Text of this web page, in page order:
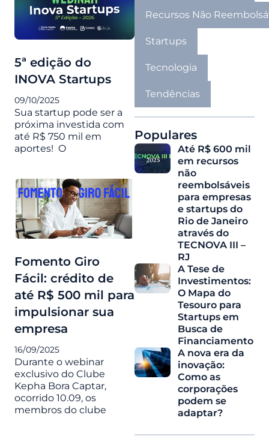
5ª edição do
INOVA Startups
09/10/2025
Sua startup pode ser a
próxima investida com
até R$ 750 mil em
aportes! O
Fomento Giro
Fácil: crédito de
até R$ 500 mil para
impulsionar sua
empresa
16/09/2025
Durante o webinar
exclusivo do Clube
Kepha Bora Captar,
ocorrido 10.09, os
membros do clube
Recursos Não
Startups
Tecnologia
Tendências
Populares
Até R$ 600 mil
em recursos
não
reembolsáveis
para empresas
e startups do
Rio de Janeiro
através do
TECNOVA III –
RJ
A Tese de
Investimentos:
O Mapa do
Tesouro para
Startups em
Busca de
Financiamento
A nova era da
inovação:
Como as
corporações
podem se
adaptar?